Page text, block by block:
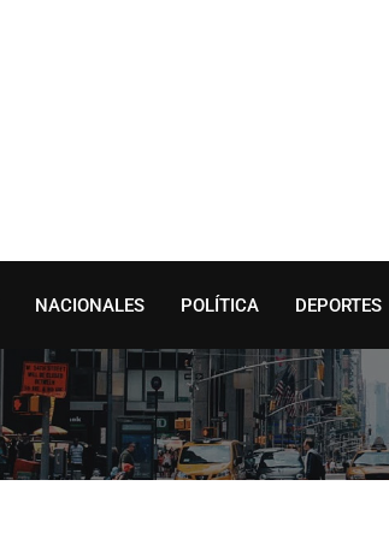
NACIONALES POLÍTICA DEPORTES